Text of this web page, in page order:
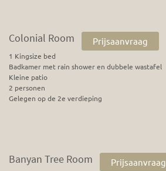
Colonial Room Prijsaanvraag
1 Kingsize bed
Badkamer met rain shower en dubbele wastafel
Kleine patio
2 personen
Gelegen op de 2e verdieping
Banyan Tree Room Prijsaanvraag